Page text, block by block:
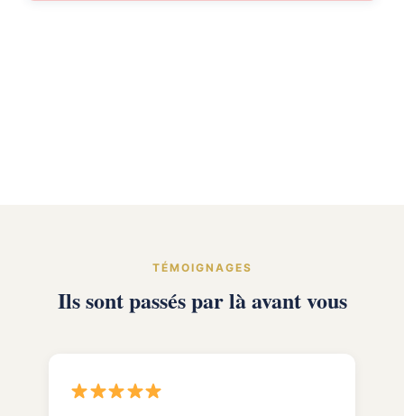
TÉMOIGNAGES
Ils sont passés par là avant vous